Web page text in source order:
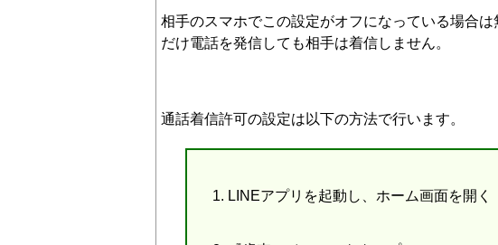
相手のスマホでこの設定がオフになっている場合
だけ電話を発信しても相手は着信しません。
通話着信許可の設定は以下の方法で行います。
LINEアプリを起動し、ホーム画面を開く